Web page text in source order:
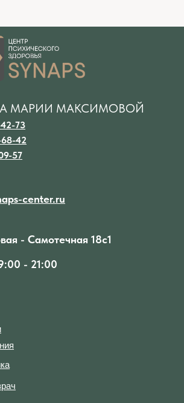
73
42
- Самотечная 18с1
- 21:00
center.ru
МАРИИ МАКСИМОВОЙ
57